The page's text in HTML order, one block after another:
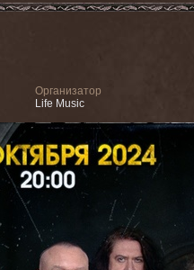
Организатор
Life Music